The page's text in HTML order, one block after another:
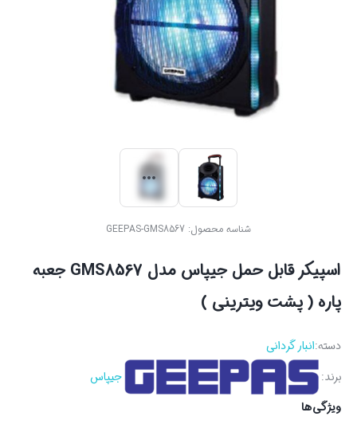
شناسه محصول: GEEPAS-GMS8567
اسپیکر قابل حمل جیپاس مدل GMS8567 جعبه
پاره ( پشت ویترینی )
دسته:انبار گردانی
برند:
جیپاس
ویژگی‌ها